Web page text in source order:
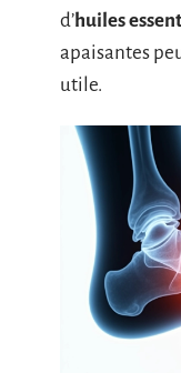
d’huiles
apaisantes
utile.